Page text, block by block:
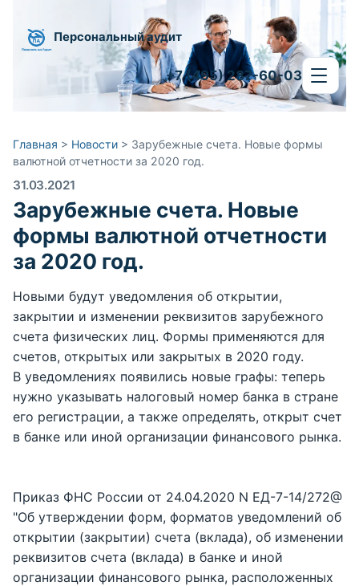
Персональный аудит
+7 (495) 287-60-03
Главная > Новости > Зарубежные счета. Новые формы
валютной отчетности за 2020 год.
31.03.2021
Зарубежные счета. Новые
формы валютной отчетности
за 2020 год.
Новыми будут уведомления об открытии,
закрытии и изменении реквизитов зарубежного
счета физических лиц. Формы применяются для
счетов, открытых или закрытых в 2020 году.
В уведомлениях появились новые графы: теперь
нужно указывать налоговый номер банка в стране
его регистрации, а также определять, открыт счет
в банке или иной организации финансового рынка.
Приказ ФНС России от 24.04.2020 N ЕД-7-14/272@
"Об утверждении форм, форматов уведомлений об
открытии (закрытии) счета (вклада), об изменении
реквизитов счета (вклада) в банке и иной
организации финансового рынка, расположенных